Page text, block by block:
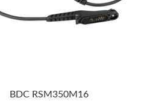
BDC RSM350M16